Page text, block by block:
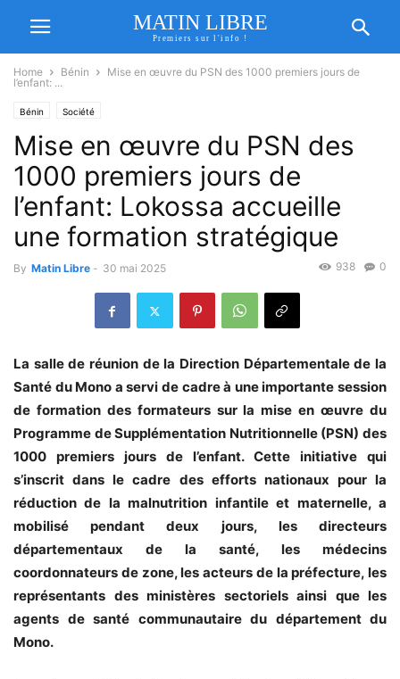
MATIN LIBRE
Premiers sur l'info !
Home Bénin
Mise en œuvre du PSN des 1000 premiers jours de
l’enfant: ...
Bénin Société
Mise en œuvre du PSN des
1000 premiers jours de
l’enfant: Lokossa accueille
une formation stratégique
By Matin Libre - 30 mai 2025 0
938
La salle de réunion de la Direction Départementale de la
Santé du Mono a servi de cadre à une importante session
de formation des formateurs sur la mise en œuvre du
Programme de Supplémentation Nutritionnelle (PSN) des
1000 premiers jours de l’enfant. Cette initiative qui
s’inscrit dans le cadre des efforts nationaux pour la
réduction de la malnutrition infantile et maternelle, a
mobilisé pendant deux jours, les directeurs
départementaux de la santé, les médecins
coordonnateurs de zone, les acteurs de la préfecture, les
représentants des ministères sectoriels ainsi que les
agents de santé communautaire du département du
Mono.